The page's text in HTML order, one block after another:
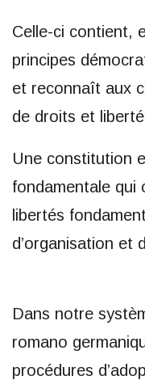
Celle-ci contient,
principes
et reconnaît aux
de droits et
Une constitution
fondamentale qui
libertés
d’organisation et
Dans notre
romano
procédures